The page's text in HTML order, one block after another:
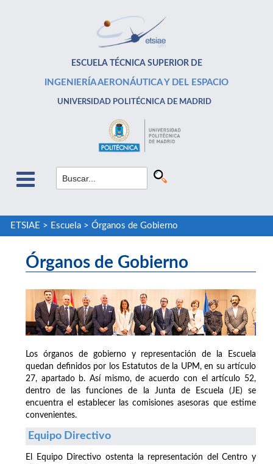
ESCUELA TÉCNICA SUPERIOR DE
INGENIERÍA AERONÁUTICA Y DEL ESPACIO
UNIVERSIDAD POLITÉCNICA DE MADRID
ETSIAE > Escuela> Órganos de Gobierno
Órganos de Gobierno
Los órganos de gobierno y representación de la Escuela
quedan definidos por los Estatutos de la UPM, en su artículo
27, apartado b. Así mismo, de acuerdo con el artículo 52,
dentro de las funciones de la Junta de Escuela (JE) se
encuentra el establecer las comisiones asesoras que estime
convenientes.
Equipo Directivo
El Equipo Directivo ostenta la representación del Centro y